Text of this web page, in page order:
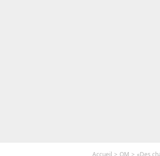
Accueil OM «Des